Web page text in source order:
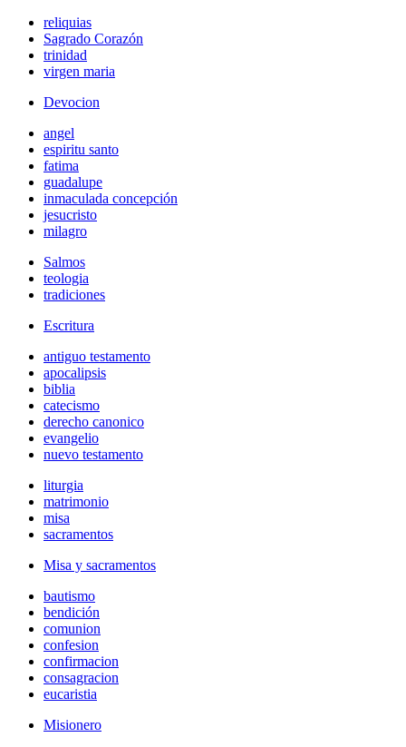
reliquias
Sagrado Corazón
trinidad
virgen maria
Devocion
angel
espiritu santo
fatima
guadalupe
inmaculada concepción
jesucristo
milagro
Salmos
teologia
tradiciones
Escritura
antiguo testamento
apocalipsis
biblia
catecismo
derecho canonico
evangelio
nuevo testamento
liturgia
matrimonio
misa
sacramentos
Misa y sacramentos
bautismo
bendición
comunion
confesion
confirmacion
consagracion
eucaristia
Misionero